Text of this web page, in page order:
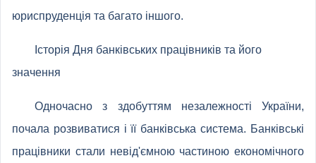
юриспруденція та багато іншого.
Історія Дня банківських працівників та його
значення
Одночасно з здобуттям незалежності України,
почала розвиватися і її банківська система. Банківські
працівники стали невід'ємною частиною економічного